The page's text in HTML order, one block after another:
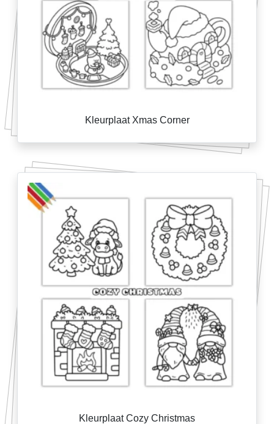
Kleurplaat Xmas Corner
Kleurplaat Cozy Christmas